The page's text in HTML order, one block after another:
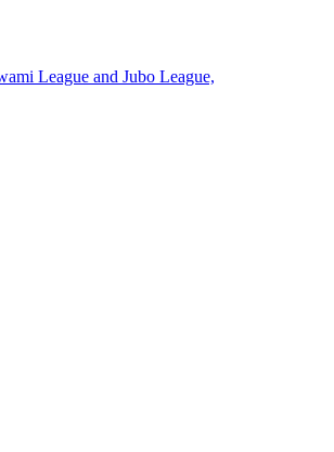
League and Jubo League,